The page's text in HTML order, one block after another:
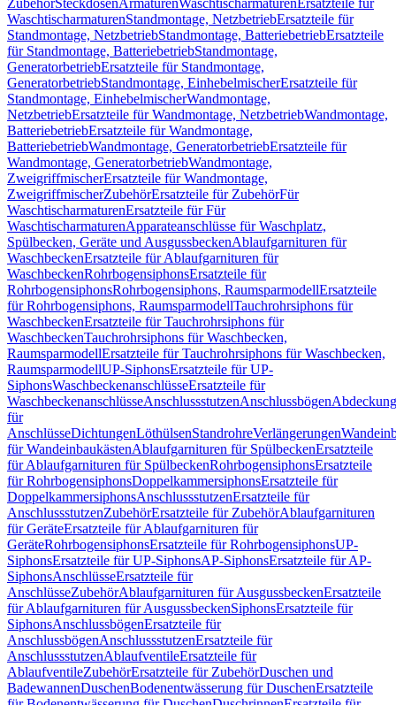
ZubehörSteckdosenArmaturenWaschtischarmaturen Ersatzteile für
WaschtischarmaturenStandmontage, NetzbetriebErsatzteile für
Standmontage, NetzbetriebStandmontage, BatteriebetriebErsatzteile
für Standmontage, BatteriebetriebStandmontage,
GeneratorbetriebErsatzteile für Standmontage,
GeneratorbetriebStandmontage, EinhebelmischerErsatzteile für
Standmontage, EinhebelmischerWandmontage,
NetzbetriebErsatzteile für Wandmontage, NetzbetriebWandmontage,
BatteriebetriebErsatzteile für Wandmontage,
BatteriebetriebWandmontage, GeneratorbetriebErsatzteile für
Wandmontage, GeneratorbetriebWandmontage,
ZweigriffmischerErsatzteile für Wandmontage,
ZweigriffmischerZubehörErsatzteile für ZubehörFür
WaschtischarmaturenErsatzteile für Für
WaschtischarmaturenApparateanschlüsse für Waschplatz,
Spülbecken, Geräte und AusgussbeckenAblaufgarnituren für
WaschbeckenErsatzteile für Ablaufgarnituren für
WaschbeckenRohrbogensiphonsErsatzteile für
RohrbogensiphonsRohrbogensiphons, RaumsparmodellErsatzteile
für Rohrbogensiphons, RaumsparmodellTauchrohrsiphons für
WaschbeckenErsatzteile für Tauchrohrsiphons für
WaschbeckenTauchrohrsiphons für Waschbecken,
RaumsparmodellErsatzteile für Tauchrohrsiphons für Waschbecken,
RaumsparmodellUP-SiphonsErsatzteile für UP-
SiphonsWaschbeckenanschlüsseErsatzteile für
WaschbeckenanschlüsseAnschlussstutzenAnschlussbögen
für
AnschlüsseDichtungenLöthülsenStandrohreVerlängerungen
für WandeinbaukästenAblaufgarnituren für SpülbeckenErsatzteile
für Ablaufgarnituren für SpülbeckenRohrbogensiphonsErsatzteile
für RohrbogensiphonsDoppelkammersiphonsErsatzteile für
DoppelkammersiphonsAnschlussstutzenErsatzteile für
AnschlussstutzenZubehörErsatzteile für ZubehörAblaufgarnituren
für GeräteErsatzteile für Ablaufgarnituren für
GeräteRohrbogensiphonsErsatzteile für RohrbogensiphonsUP-
SiphonsErsatzteile für UP-SiphonsAP-SiphonsErsatzteile für AP-
SiphonsAnschlüsseErsatzteile für
AnschlüsseZubehörAblaufgarnituren für AusgussbeckenErsatzteile
für Ablaufgarnituren für AusgussbeckenSiphonsErsatzteile für
SiphonsAnschlussbögenErsatzteile für
AnschlussbögenAnschlussstutzenErsatzteile für
AnschlussstutzenAblaufventileErsatzteile für
AblaufventileZubehörErsatzteile für ZubehörDuschen und
BadewannenDuschenBodenentwässerung für DuschenErsatzteile